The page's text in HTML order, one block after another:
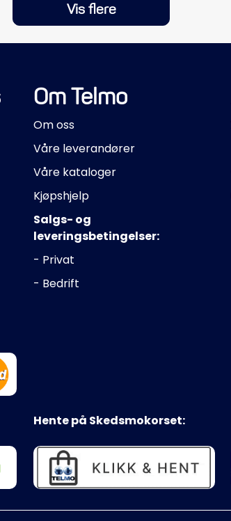
Vis flere
Om Telmo
Om oss
Våre leverandører
Våre kataloger
Kjøpshjelp
Salgs- og
leveringsbetingelser:
- Privat
- Bedrift
Hente på Skedsmokorset: